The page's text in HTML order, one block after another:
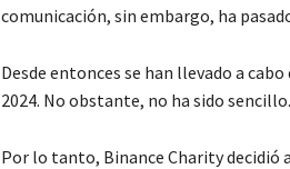
comunicación, sin embargo, ha
Desde entonces se han llevado a
2024. No obstante, no ha sido sencillo.
Por lo tanto, Binance Charity decidió